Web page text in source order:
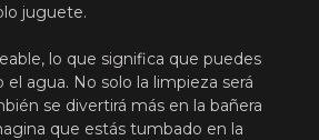
juguete.
lo que significa que puedes
el agua. No solo la limpieza será
se divertirá más en la bañera
que estás tumbado en la